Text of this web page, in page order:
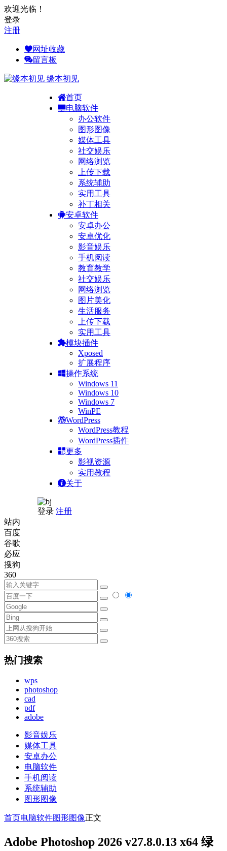
欢迎光临！
登录
注册
网址收藏
留言板
缘本初见
首页
电脑软件
办公软件
图形图像
媒体工具
社交娱乐
网络浏览
上传下载
系统辅助
实用工具
补丁相关
安卓软件
安卓办公
安卓优化
影音娱乐
手机阅读
教育教学
社交娱乐
网络浏览
图片美化
生活服务
上传下载
实用工具
模块插件
Xposed
扩展程序
操作系统
Windows 11
Windows 10
Windows 7
WinPE
WordPress
WordPress教程
WordPress插件
更多
影视资源
实用教程
关于
登录 注册
站内
百度
谷歌
必应
搜狗
360
热门搜索
wps
photoshop
cad
pdf
adobe
影音娱乐
媒体工具
安卓办公
电脑软件
手机阅读
系统辅助
图形图像
首页电脑软件图形图像正文
Adobe Photoshop 2026 v27.8.0.13 x64 绿